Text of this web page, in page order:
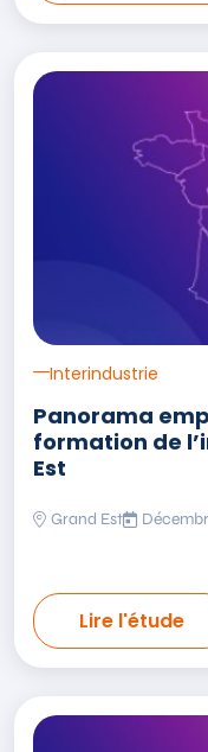
Interindustrie
Panorama
formation de
Est
Grand Est
Lire l'étude